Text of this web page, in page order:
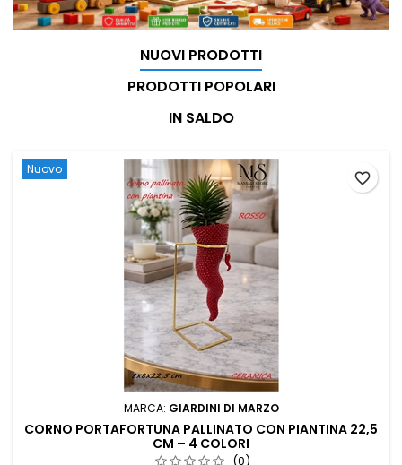
NUOVI PRODOTTI
PRODOTTI POPOLARI
IN SALDO
Nuovo
MARCA: GIARDINI DI MARZO
CORNO PORTAFORTUNA PALLINATO CON PIANTINA 22,5
CM – 4 COLORI
(0)
favorite_border